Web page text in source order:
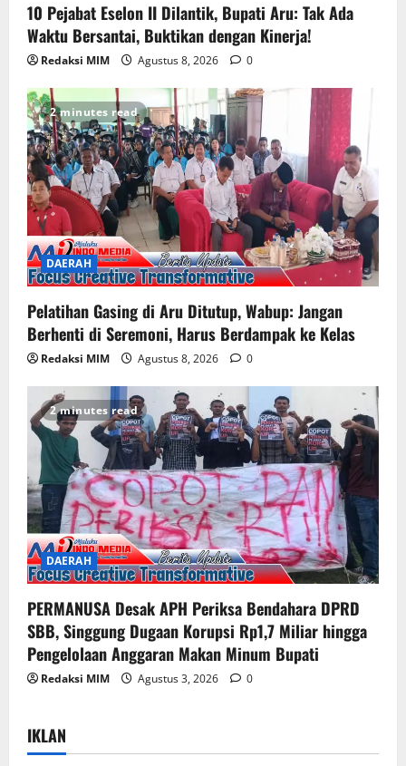
10 Pejabat Eselon II Dilantik, Bupati Aru: Tak Ada
Waktu Bersantai, Buktikan dengan Kinerja!
Redaksi MIM Agustus 8, 2026 0
2 minutes read
DAERAH
Pelatihan Gasing di Aru Ditutup, Wabup: Jangan
Berhenti di Seremoni, Harus Berdampak ke Kelas
Redaksi MIM Agustus 8, 2026 0
2 minutes read
DAERAH
PERMANUSA Desak APH Periksa Bendahara DPRD
SBB, Singgung Dugaan Korupsi Rp1,7 Miliar hingga
Pengelolaan Anggaran Makan Minum Bupati
Redaksi MIM Agustus 3, 2026 0
IKLAN